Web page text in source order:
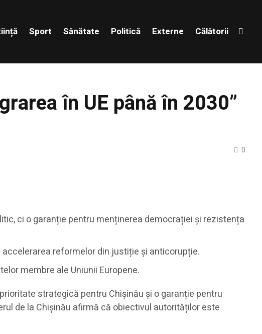
Sport Sănătate Politică Externe Călătorii
în UE până în 2030”
0
ci o garanție pentru menținerea democrației și rezistența
accelerarea reformelor din justiție și anticorupție.
membre ale Uniunii Europene.
strategică pentru Chișinău și o garanție pentru
de la Chișinău afirmă că obiectivul autorităților este